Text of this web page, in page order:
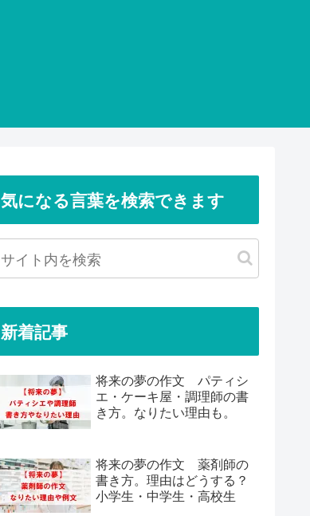
気になる言葉を検索できます
新着記事
将来の夢の作文 パティシ
エ・ケーキ屋・調理師の書
き方。なりたい理由も。
将来の夢の作文 薬剤師の
書き方。理由はどうする？
小学生・中学生・高校生